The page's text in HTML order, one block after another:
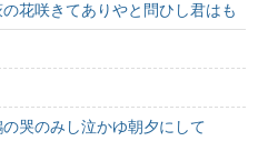
花咲きてありやと問ひし君はも
哭のみし泣かゆ朝夕にして